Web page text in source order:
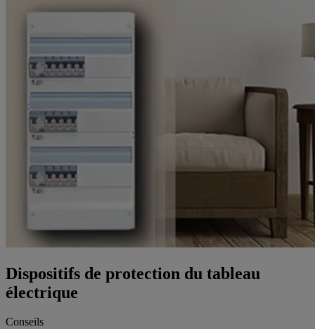
Dispositifs de protection du tableau
électrique
Conseils